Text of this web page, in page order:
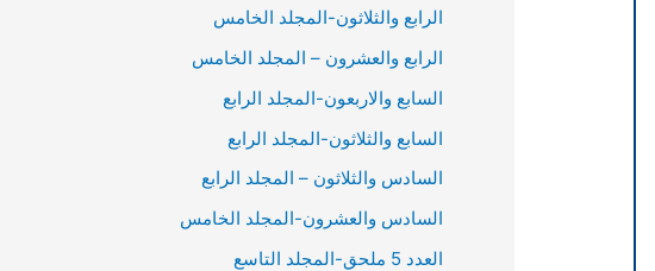
الرابع والثلاثون-المجلد الخامس
الرابع والعشرون – المجلد الخامس
السابع والاربعون-المجلد الرابع
السابع والثلاثون-المجلد الرابع
السادس والثلاثون – المجلد الرابع
السادس والعشرون-المجلد الخامس
العدد 5 ملحق-المجلد التاسع